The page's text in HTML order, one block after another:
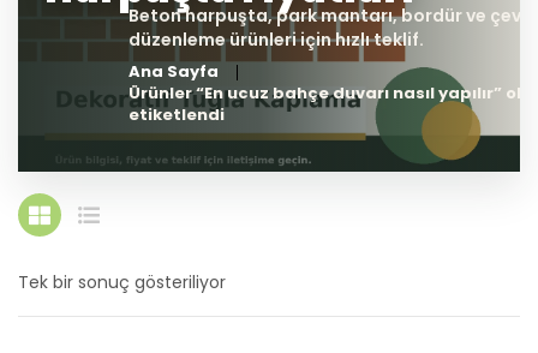
Ana Sayfa
Ürünler “En ucuz bahçe duvarı nasıl yapılır”
etiketlendi
Tek bir sonuç gösteriliyor